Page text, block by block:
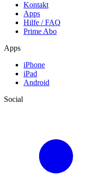
Kontakt
Apps
Hilfe / FAQ
Prime Abo
Apps
iPhone
iPad
Android
Social